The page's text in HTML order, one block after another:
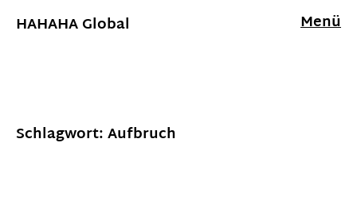
HAHAHA Global Menü
Schlagwort:Aufbruch